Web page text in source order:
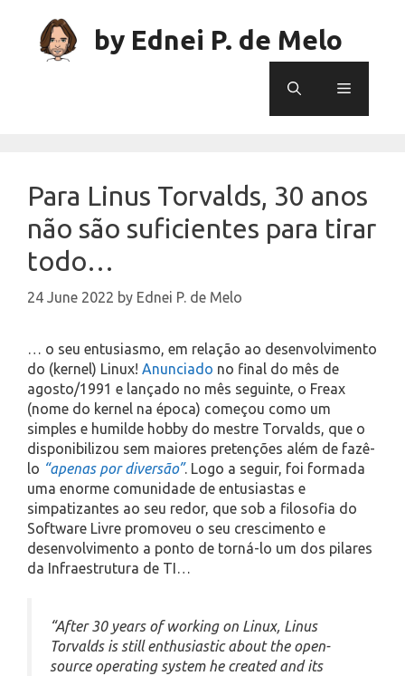
content
by Ednei P. de Melo
Menu
Para Linus Torvalds, 30 anos
não são suficientes para tirar
todo…
24 June 2022 by Ednei P. de Melo
… o seu entusiasmo, em relação ao desenvolvimento
do (kernel) Linux! Anunciado no final do mês de
agosto/1991 e lançado no mês seguinte, o Freax
(nome do kernel na época) começou como um
simples e humilde hobby do mestre Torvalds, que o
disponibilizou sem maiores pretenções além de fazê-
lo “apenas por diversão”. Logo a seguir, foi formada
uma enorme comunidade de entusiastas e
simpatizantes ao seu redor, que sob a filosofia do
Software Livre promoveu o seu crescimento e
desenvolvimento a ponto de torná-lo um dos pilares
da Infraestrutura de TI…
“After 30 years of working on Linux, Linus
Torvalds is still enthusiastic about the open-
source operating system he created and its